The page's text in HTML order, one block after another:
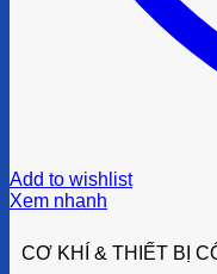
Add to wishlist
Xem nhanh
CƠ KHÍ & THIẾT BỊ